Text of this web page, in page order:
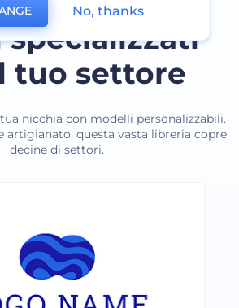
specializzati
tuo settore
nicchia con modelli personalizzabili.
artigianato, questa vasta libreria copre
decine di settori.
No, thanks